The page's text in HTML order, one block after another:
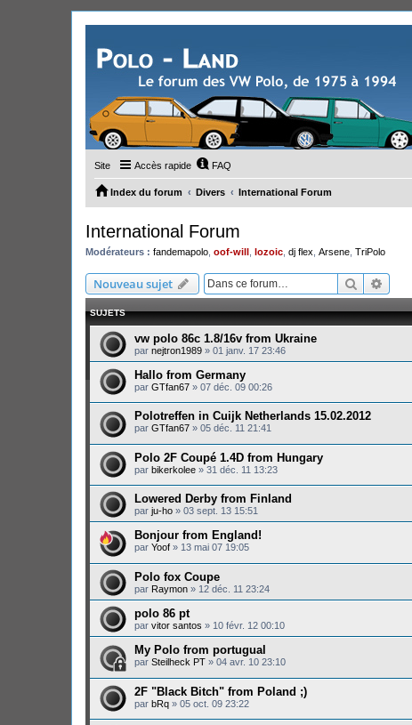
Site Accès rapide FAQ
Index du forum Divers International Forum
International Forum
Modérateurs : fandemapolo oof-will lozoic dj flex Arsene TriPolo
Nouveau sujet Rechercher
SUJETS
vw polo 86c 1.8/16v from Ukraine
par nejtron1989 » 01 janv. 17 23:46
Hallo from Germany
par GTfan67 » 07 déc. 09 00:26
Polotreffen in Cuijk Netherlands 15.02.2012
par GTfan67 » 05 déc. 11 21:41
Polo 2F Coupé 1.4D from Hungary
par bikerkolee » 31 déc. 11 13:23
Lowered Derby from Finland
par ju-ho » 03 sept. 13 15:51
Bonjour from England!
par Yoof » 13 mai 07 19:05
Polo fox Coupe
par Raymon » 12 déc. 11 23:24
polo 86 pt
par vitor santos » 10 févr. 12 00:10
My Polo from portugual
par Steilheck PT » 04 avr. 10 23:10
2F "Black Bitch" from Poland ;)
par bRq » 05 oct. 09 23:22